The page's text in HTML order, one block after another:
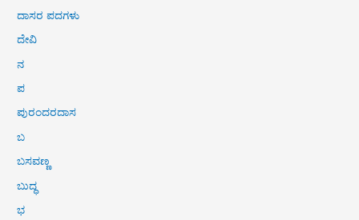
ದಾಸರ ಪದಗಳು
ದೇವಿ
ನ
ಪ
ಪುರಂದರದಾಸ
ಬ
ಬಸವಣ್ಣ
ಬುದ್ಧ
ಭ